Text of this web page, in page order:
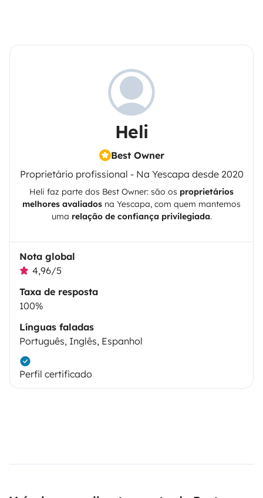
Heli
Best Owner
Proprietário profissional - Na Yescapa desde 2020
Heli faz parte dos Best Owner: são os proprietários
melhores avaliados na Yescapa, com quem mantemos
uma relação de confiança privilegiada.
Nota global
4,96/5
Taxa de resposta
100%
Línguas faladas
Português, Inglês, Espanhol
Perfil certificado